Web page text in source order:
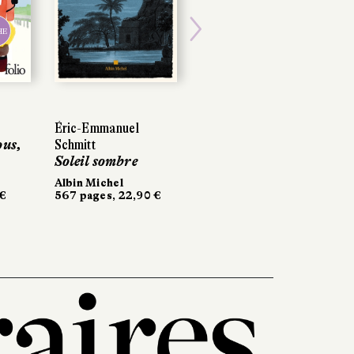
Éric-Emmanuel
Schmitt
Soleil sombre
Albin Michel
567 pages, 22,90 €